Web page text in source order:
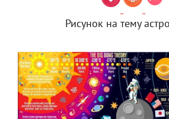
Рисунок на тему